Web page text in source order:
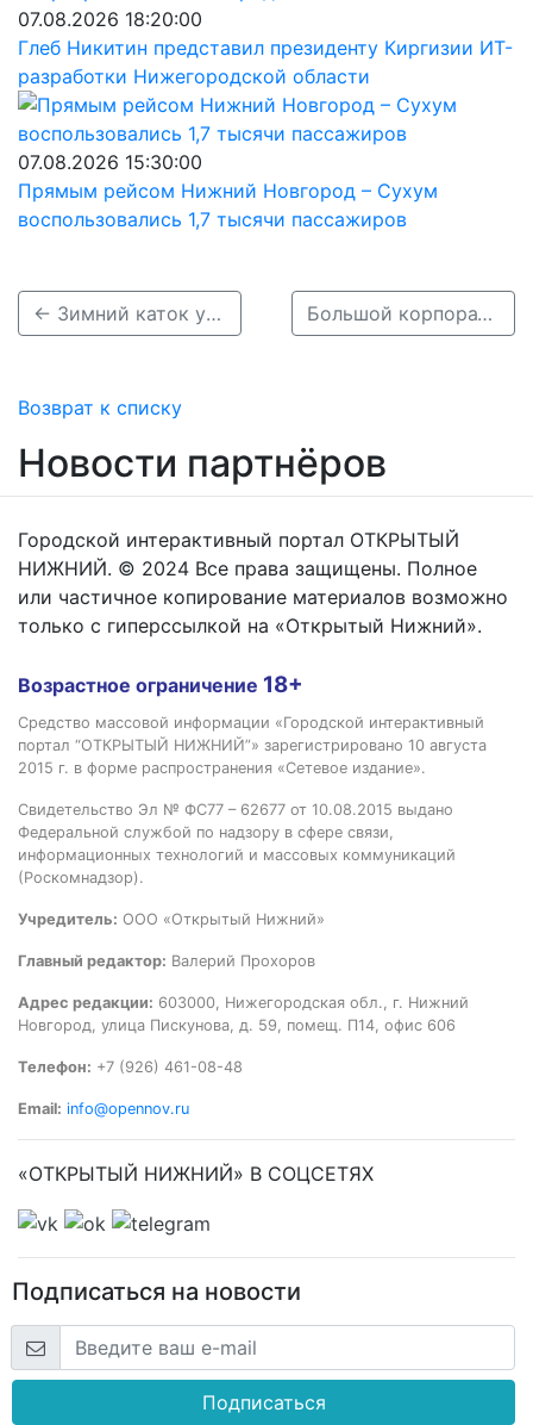
07.08.2026 18:20:00
Глеб Никитин представил президенту Киргизии ИТ-
разработки Нижегородской области
07.08.2026 15:30:00
Прямым рейсом Нижний Новгород – Сухум
воспользовались 1,7 тысячи пассажиров
← Зимний каток у стадиона «Нижний Новгород» заработает с 31 декабря Большой корпоративный календарь выпустил АПЗ →
Возврат к списку
Новости партнёров
Городской интерактивный портал ОТКРЫТЫЙ
НИЖНИЙ. © 2024 Все права защищены. Полное
или частичное копирование материалов возможно
только с гиперссылкой на «Открытый Нижний».
Возрастное ограничение 18+
Средство массовой информации «Городской интерактивный
портал “ОТКРЫТЫЙ НИЖНИЙ”» зарегистрировано 10 августа
2015 г. в форме распространения «Сетевое издание».
Свидетельство Эл № ФС77 – 62677 от 10.08.2015 выдано
Федеральной службой по надзору в сфере связи,
информационных технологий и массовых коммуникаций
(Роскомнадзор).
Учредитель: ООО «Открытый Нижний»
Главный редактор: Валерий Прохоров
Адрес редакции: 603000, Нижегородская обл., г. Нижний
Новгород, улица Пискунова, д. 59, помещ. П14, офис 606
Телефон: +7 (926) 461-08-48
Email: info@opennov.ru
«ОТКРЫТЫЙ НИЖНИЙ» В СОЦСЕТЯХ
Подписаться на новости
Подписаться